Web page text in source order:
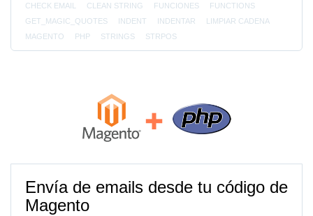
CHECK EMAIL CLEAN STRING FUNCIONES
FUNCTIONS
GET_MAGIC_QUOTES
INDENT INDENTAR
LIMPIAR CADENA
MAGENTO
PHP STRINGS STRPOS
Envía de emails desde tu código de
Magento